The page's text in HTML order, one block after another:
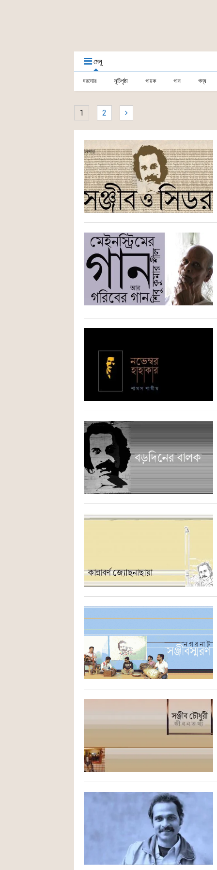
মেনু
ঘরদোর সূচিপৃষ্ঠা গায়ক গান গদ্য
1 2